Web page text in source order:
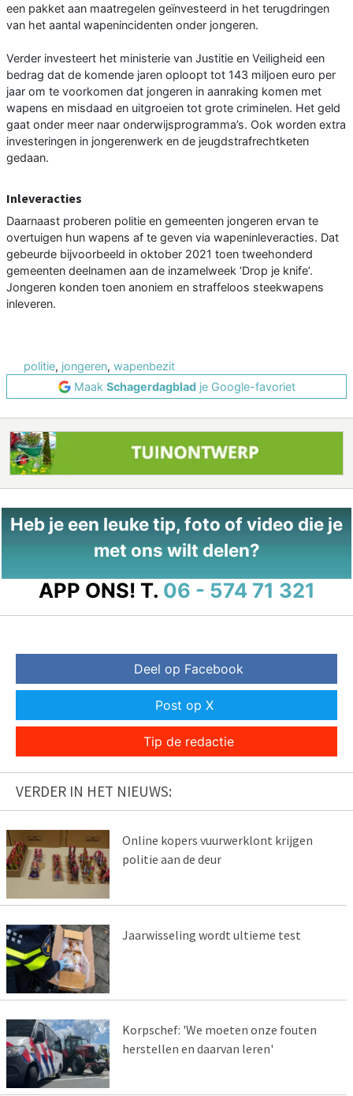
een pakket aan maatregelen geïnvesteerd in het terugdringen
van het aantal wapenincidenten onder jongeren.
Verder investeert het ministerie van Justitie en Veiligheid een
bedrag dat de komende jaren oploopt tot 143 miljoen euro per
jaar om te voorkomen dat jongeren in aanraking komen met
wapens en misdaad en uitgroeien tot grote criminelen. Het geld
gaat onder meer naar onderwijsprogramma’s. Ook worden extra
investeringen in jongerenwerk en de jeugdstrafrechtketen
gedaan.
Inleveracties
Daarnaast proberen politie en gemeenten jongeren ervan te
overtuigen hun wapens af te geven via wapeninleveracties. Dat
gebeurde bijvoorbeeld in oktober 2021 toen tweehonderd
gemeenten deelnamen aan de inzamelweek ‘Drop je knife’.
Jongeren konden toen anoniem en straffeloos steekwapens
inleveren.
politie, jongeren, wapenbezit
Maak Schagerdagbladje Google-favoriet
Heb je een leuke tip, foto of video die je
met ons wilt delen?
APP ONS! T. 06 - 574 71 321
Deel op Facebook
Post op X
Tip de redactie
VERDER IN HET NIEUWS:
Online kopers vuurwerklont krijgen
politie aan de deur
Jaarwisseling wordt ultieme test
Korpschef: 'We moeten onze fouten
herstellen en daarvan leren'